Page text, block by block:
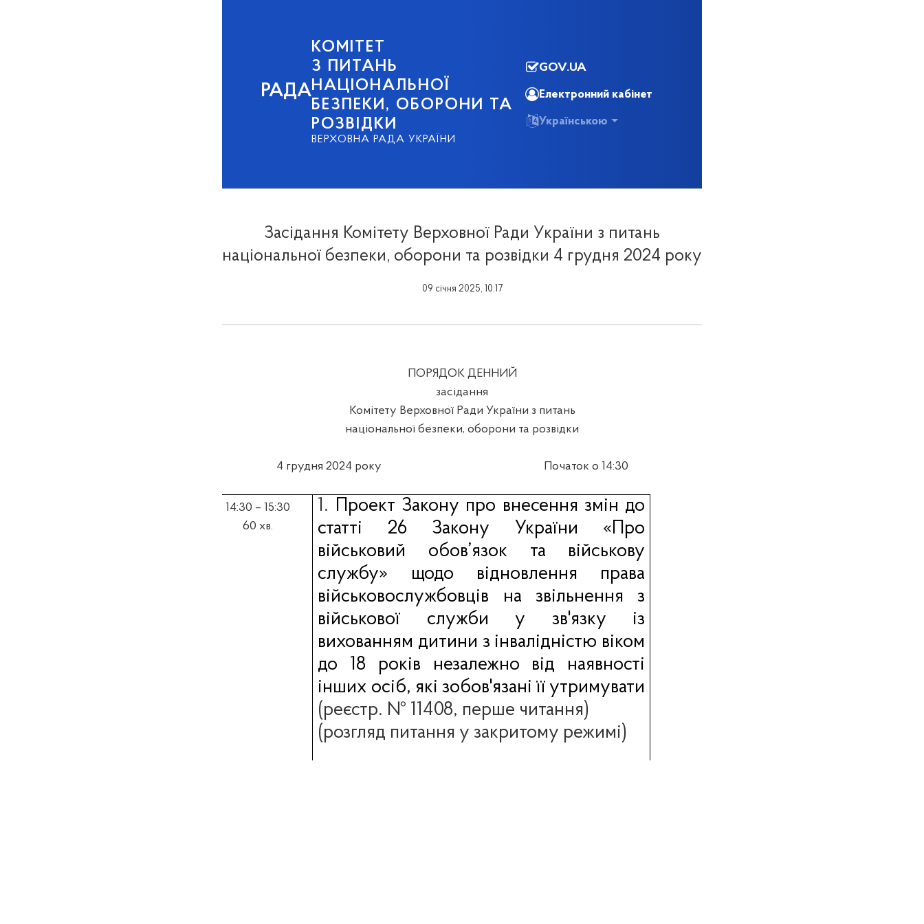
РАДА
КОМІТЕТ
З ПИТАНЬ
НАЦІОНАЛЬНОЇ
БЕЗПЕКИ, ОБОРОНИ ТА
РОЗВІДКИ
ВЕРХОВНА РАДА УКРАЇНИ
GOV.UA
Електронний кабінет
Українською
Засідання Комітету Верховної Ради України з питань
національної безпеки, оборони та розвідки 4 грудня 2024 року
09 січня 2025, 10:17
ПОРЯДОК ДЕННИЙ
засідання
Комітету Верховної Ради України з питань
національної безпеки, оборони та розвідки
4 грудня 2024 року Початок о 14:30
14:30 – 15:30
60 хв.
1. Проект Закону про внесення змін до
статті 26 Закону України «Про
військовий обов’язок та військову
службу» щодо відновлення права
військовослужбовців на звільнення з
військової служби у зв'язку із
вихованням дитини з інвалідністю віком
до 18 років незалежно від наявності
інших осіб, які зобов'язані її утримувати
(реєстр. № 11408, перше читання)
(розгляд питання у закритому режимі)